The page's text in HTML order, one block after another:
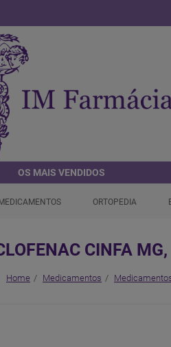
OS MAIS VENDIDOS
MEDICAMENTOS ORTOPEDIA
CINFA
Home Medicamentos